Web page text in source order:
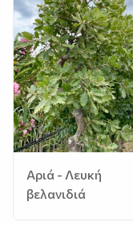
Αριά - Λευκή
βελανιδιά